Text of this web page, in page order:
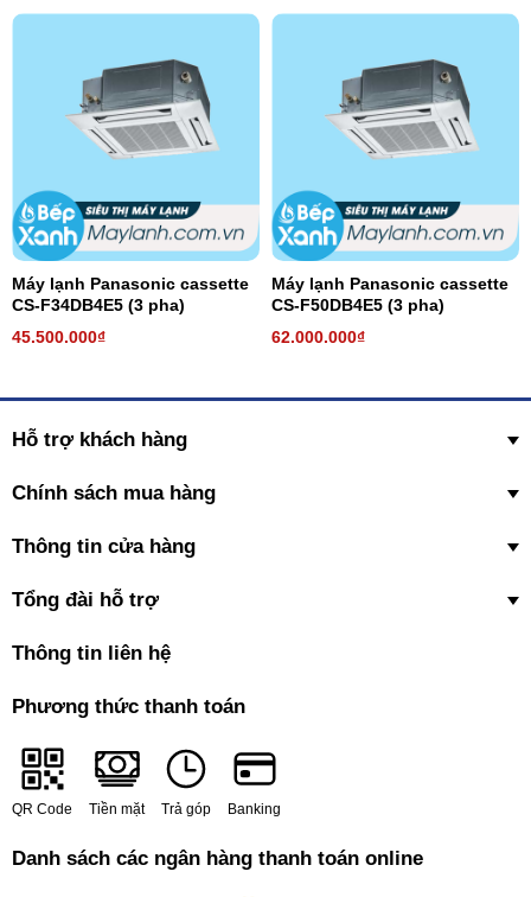
Máy lạnh Panasonic cassette
CS-F34DB4E5 (3 pha)
45.500.000₫
Máy lạnh Panasonic cassette
CS-F50DB4E5 (3 pha)
62.000.000₫
Hỗ trợ khách hàng
Chính sách mua hàng
Thông tin cửa hàng
Tổng đài hỗ trợ
Thông tin liên hệ
Phương thức thanh toán
QR Code Tiền mặt Trả góp Banking
Danh sách các ngân hàng thanh toán online